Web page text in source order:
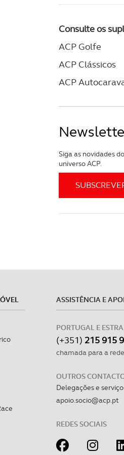
Consulte os
ACP Golfe
ACP Clássicos
ACP
Siga as novidades
universo ACP.
ASSISTÊNCIA E
PORTUGAL E
(+351) 215 915
chamada para a
OUTROS
Delegações e
apoio.socio@acp.pt
REDES SOCIAIS